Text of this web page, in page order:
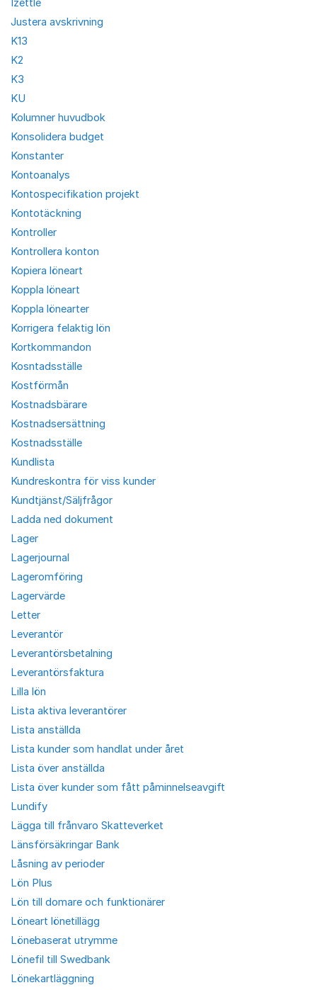
Izettle
Justera avskrivning
K13
K2
K3
KU
Kolumner huvudbok
Konsolidera budget
Konstanter
Kontoanalys
Kontospecifikation projekt
Kontotäckning
Kontroller
Kontrollera konton
Kopiera löneart
Koppla löneart
Koppla lönearter
Korrigera felaktig lön
Kortkommandon
Kosntadsställe
Kostförmån
Kostnadsbärare
Kostnadsersättning
Kostnadsställe
Kundlista
Kundreskontra för viss kunder
Kundtjänst/Säljfrågor
Ladda ned dokument
Lager
Lagerjournal
Lageromföring
Lagervärde
Letter
Leverantör
Leverantörsbetalning
Leverantörsfaktura
Lilla lön
Lista aktiva leverantörer
Lista anställda
Lista kunder som handlat under året
Lista över anställda
Lista över kunder som fått påminnelseavgift
Lundify
Lägga till frånvaro Skatteverket
Länsförsäkringar Bank
Låsning av perioder
Lön Plus
Lön till domare och funktionärer
Löneart lönetillägg
Lönebaserat utrymme
Lönefil till Swedbank
Lönekartläggning